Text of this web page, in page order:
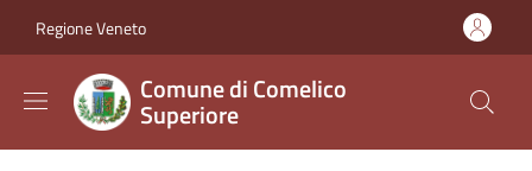
Regione Veneto
Comune di Comelico
Superiore